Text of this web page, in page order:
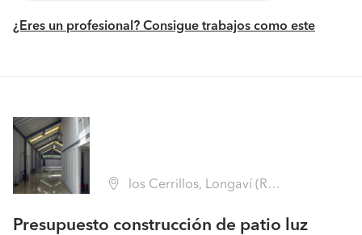
¿Eres un profesional? Consigue trabajos como este
los Cerrillos, Longaví (Región VII Maule - Linares)
Presupuesto construcción de patio luz